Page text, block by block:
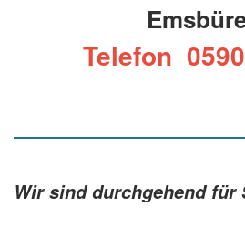
Telefon
Wir sind durchgehend für